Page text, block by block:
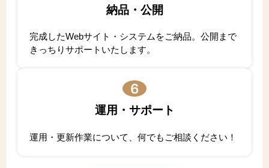
納品・公開
完成したWebサイト・システムをご納品。公開まで
きっちりサポートいたします。
6
運用・サポート
運用・更新作業について、何でもご相談ください！